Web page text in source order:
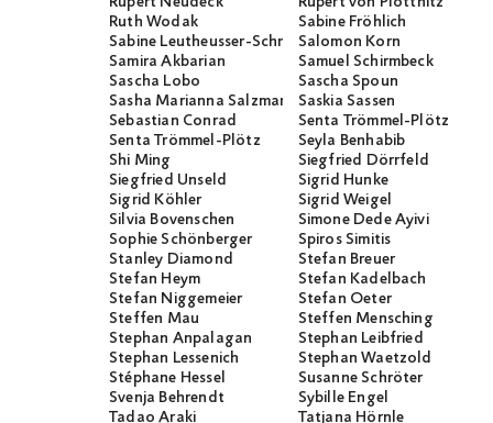
Ruth Wodak
Sabine Fröhlich
Sabine Leutheusser-Schnarrenberger
Salomon Korn
Samira Akbarian
Samuel Schirmbeck
Sascha Lobo
Sascha Spoun
Sasha Marianna Salzmann Saskia Sassen
Sebastian Conrad
Senta Trömmel-Plötz
Senta Trömmel-Plötz
Seyla Benhabib
Shi Ming
Siegfried Dörrfeld
Siegfried Unseld
Sigrid Hunke
Sigrid Köhler
Sigrid Weigel
Silvia Bovenschen
Simone Dede Ayivi
Sophie Schönberger
Spiros Simitis
Stanley Diamond
Stefan Breuer
Stefan Heym
Stefan Kadelbach
Stefan Niggemeier
Stefan Oeter
Steffen Mau
Steffen Mensching
Stephan Anpalagan
Stephan Leibfried
Stephan Lessenich
Stephan Waetzold
Stéphane Hessel
Susanne Schröter
Svenja Behrendt
Sybille Engel
Tadao Araki
Tatjana Hörnle